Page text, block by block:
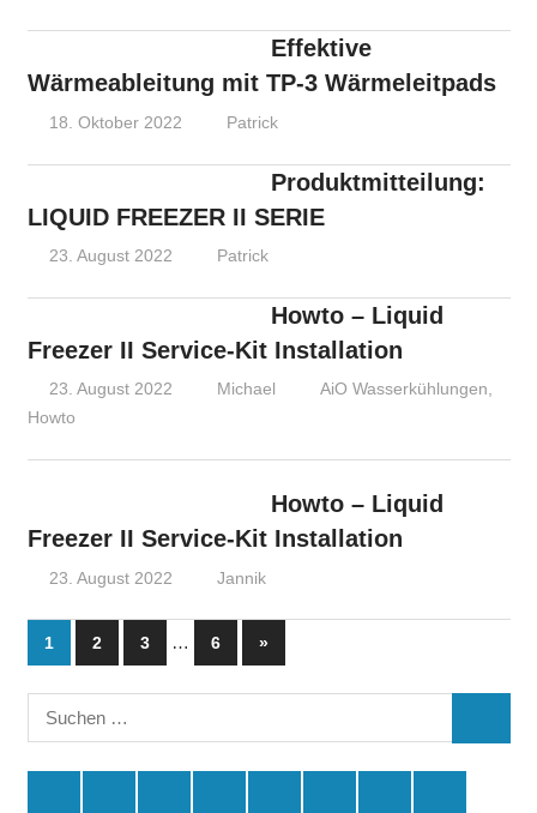
Effektive
Wärmeableitung mit TP-3 Wärmeleitpads
18. Oktober 2022 Patrick
Produktmitteilung:
LIQUID FREEZER II SERIE
23. August 2022 Patrick
Howto – Liquid
Freezer II Service-Kit Installation
23. August 2022 Michael AiO Wasserkühlungen,
Howto
Howto – Liquid
Freezer II Service-Kit Installation
23. August 2022 Jannik
Seitennummerierung
der
Beiträge
1 2 3 … 6
Nächste
Beiträge
»
Suchen
nach: